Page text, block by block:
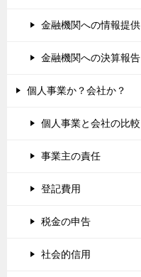
金融機関への情報提供
金融機関への決算報告
個人事業か？会社か？
個人事業と会社の比較
事業主の責任
登記費用
税金の申告
社会的信用